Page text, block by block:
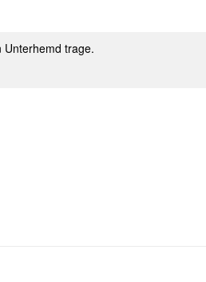
Unterhemd trage.